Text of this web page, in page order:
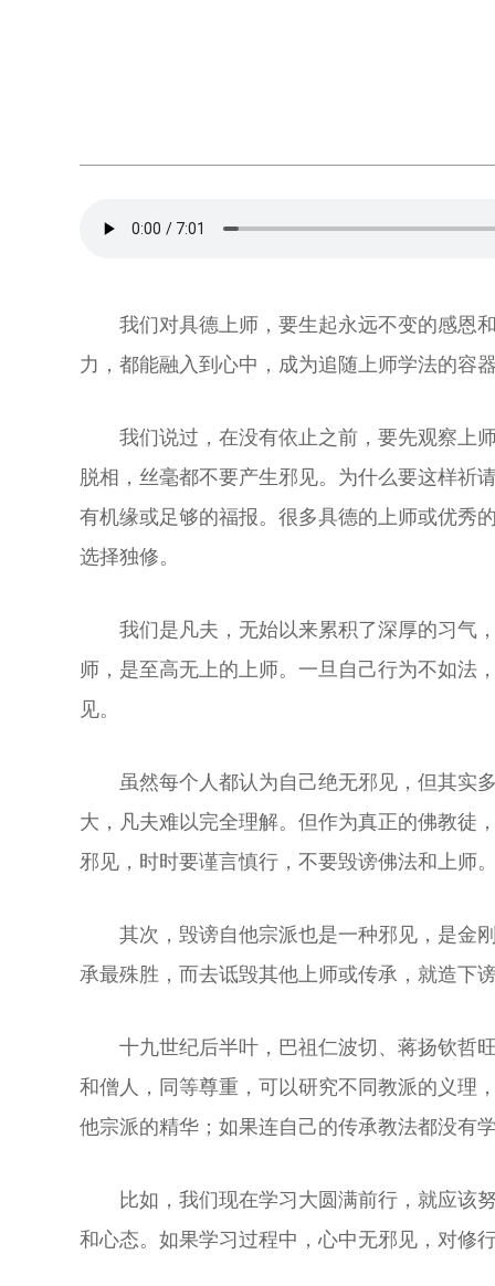
我们对具德上师，要生起永远不变的感恩
力，都能融入到心中，成为追随上师学法的容
我们说过，在没有依止之前，要先观察上
脱相，丝毫都不要产生邪见。为什么要这样祈
有机缘或足够的福报。很多具德的上师或优秀
选择独修。
我们是凡夫，无始以来累积了深厚的习气
师，是至高无上的上师。一旦自己行为不如法
见。
虽然每个人都认为自己绝无邪见，但其实
大，凡夫难以完全理解。但作为真正的佛教徒
邪见，时时要谨言慎行，不要毁谤佛法和上师
其次，毁谤自他宗派也是一种邪见，是金
承最殊胜，而去诋毁其他上师或传承，就造下
十九世纪后半叶，巴祖仁波切、蒋扬钦哲
和僧人，同等尊重，可以研究不同教派的义理
他宗派的精华；如果连自己的传承教法都没有
比如，我们现在学习大圆满前行，就应该
和心态。如果学习过程中，心中无邪见，对修